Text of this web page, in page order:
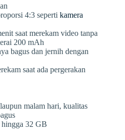
4:3 seperti kamera
saat merekam video tanpa
200 mAh
bagus dan jernih dengan
saat ada pergerakan
malam hari, kualitas
32 GB